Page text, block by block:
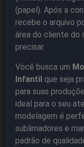
(papel). Após a
recebe o arquivo
área do cliente do
precisar.
Você busca um
Infantil que seja
para suas
ideal para o seu
modelagem é
sublimadores e
padrão de